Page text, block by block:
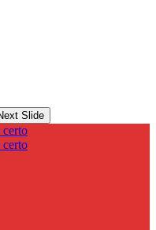
Slide